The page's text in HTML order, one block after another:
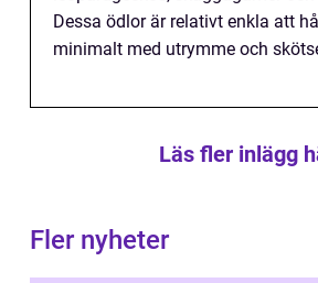
Dessa ödlor är relativt enkla att
minimalt med utrymme och
Läs fler inlägg
Fler nyheter